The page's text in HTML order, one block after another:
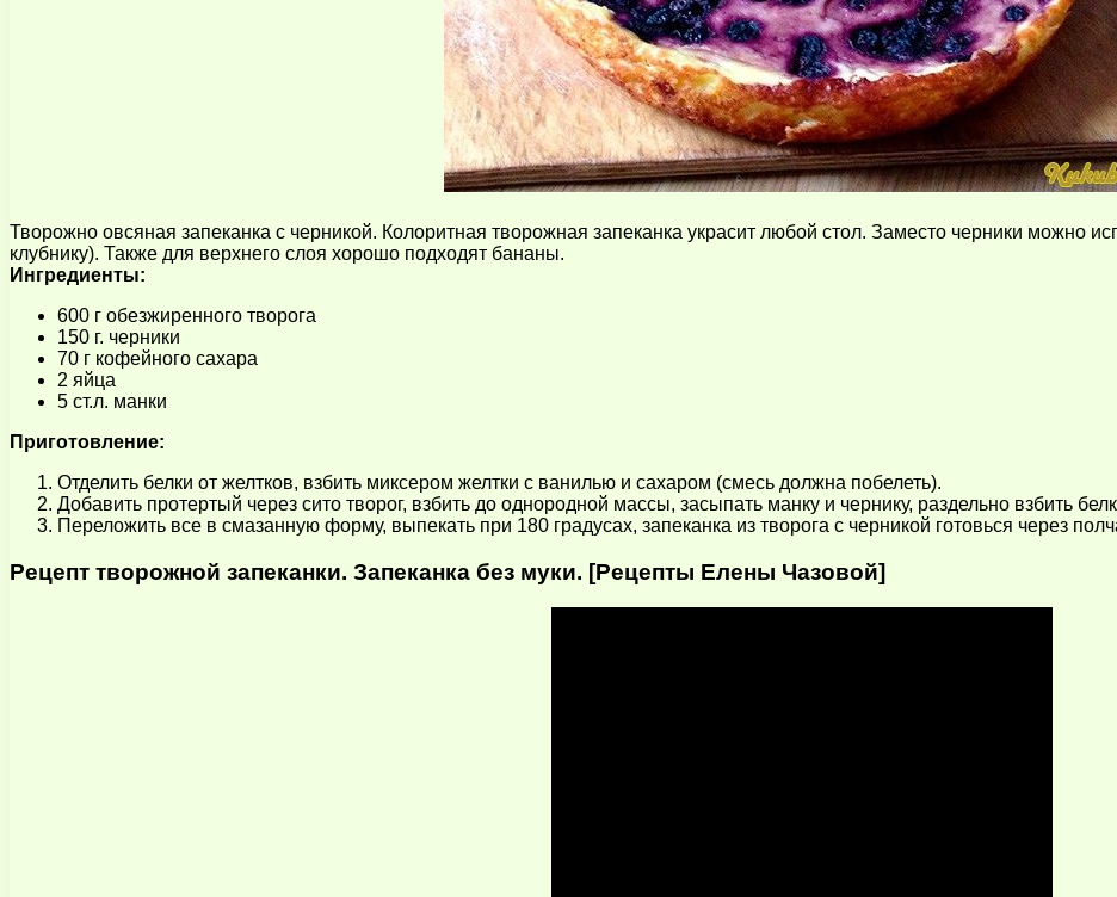
Творожно овсяная запеканка с черникой. Колоритная творожная запеканка украсит любой стол. Заместо черники можно
клубнику). Также для верхнего слоя хорошо подходят бананы.
Ингредиенты:
600 г обезжиренного творога
150 г. черники
70 г кофейного сахара
2 яйца
5 ст.л. манки
Приготовление:
Отделить белки от желтков, взбить миксером желтки с ванилью и сахаром (смесь должна побелеть).
Добавить протертый через сито творог, взбить до однородной массы, засыпать манку и чернику, раздельно взбить
Переложить все в смазанную форму, выпекать при 180 градусах, запеканка из творога с черникой готовься через
Рецепт творожной запеканки. Запеканка без муки. [Рецепты Елены Чазовой]